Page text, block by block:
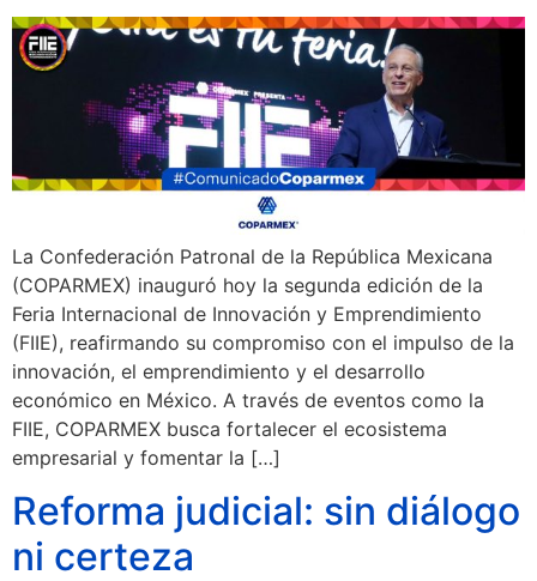
La Confederación Patronal de la República Mexicana
(COPARMEX) inauguró hoy la segunda edición de la
Feria Internacional de Innovación y Emprendimiento
(FIIE), reafirmando su compromiso con el impulso de la
innovación, el emprendimiento y el desarrollo
económico en México. A través de eventos como la
FIIE, COPARMEX busca fortalecer el ecosistema
empresarial y fomentar la […]
Reforma judicial: sin diálogo
ni certeza